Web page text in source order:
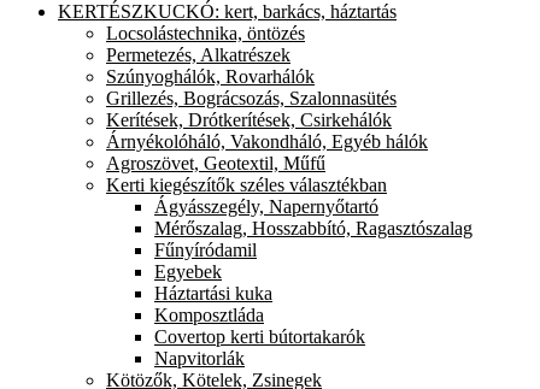
KERTÉSZKUCKÓ: kert, barkács, háztartás
Locsolástechnika, öntözés
Permetezés, Alkatrészek
Szúnyoghálók, Rovarhálók
Grillezés, Bográcsozás, Szalonnasütés
Kerítések, Drótkerítések, Csirkehálók
Árnyékolóháló, Vakondháló, Egyéb hálók
Agroszövet, Geotextil, Műfű
Kerti kiegészítők széles választékban
Ágyásszegély, Napernyőtartó
Mérőszalag, Hosszabbító, Ragasztószalag
Fűnyíródamil
Egyebek
Háztartási kuka
Komposztláda
Covertop kerti bútortakarók
Napvitorlák
Kötözők, Kötelek, Zsinegek